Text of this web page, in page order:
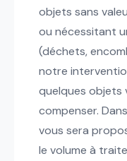
objets sans
ou nécessitant
(déchets,
notre
quelques objets
compenser.
vous sera
le volume à